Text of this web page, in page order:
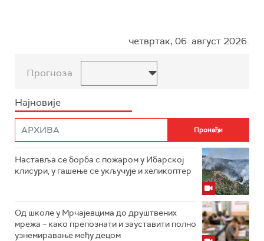
четвртак, 06. август 2026.
Прогноза
Најновије
Наставља се борба с пожаром у Ибарској
клисури, у гашење се укључује и хеликоптер
Од школе у Мрчајевцима до друштвених
мрежа – како препознати и зауставити полно
узнемиравање међу децом